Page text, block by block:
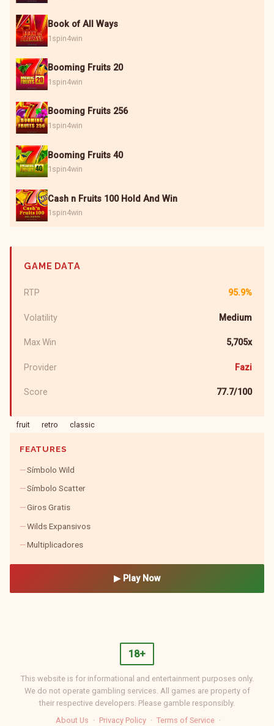
Book of All Ways
1spin4win
Booming Fruits 20
1spin4win
Booming Fruits 256
1spin4win
Booming Fruits 40
1spin4win
Cash n Fruits 100 Hold And Win
1spin4win
GAME DATA
RTP 95.9%
Volatility Medium
Max Win 5,705x
Provider Fazi
Score 77.7/100
fruit retro classic
FEATURES
Símbolo Wild
Símbolo Scatter
Giros Gratis
Wilds Expansivos
Multiplicadores
▶ Play Now
18+
This website is for informational and entertainment purposes only.
We do not operate gambling services. All games are property of
their respective developers. Please gamble responsibly.
About Us · Privacy Policy · Terms of Service ·